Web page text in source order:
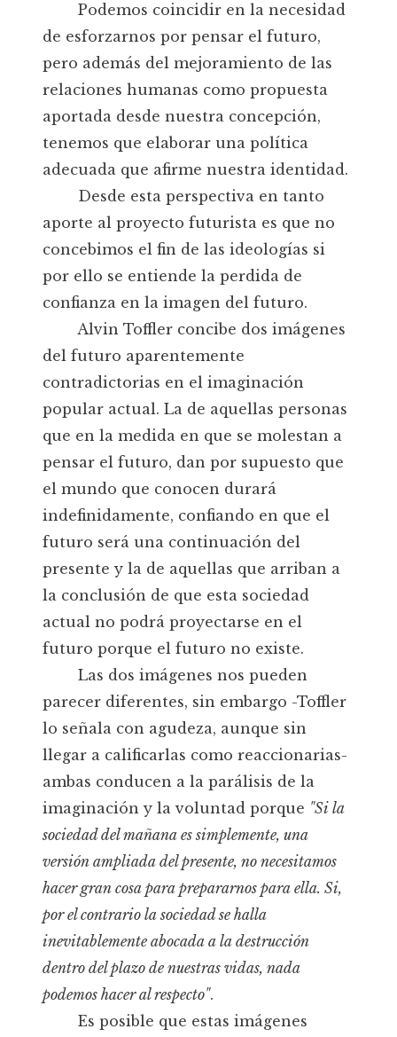
Podemos coincidir en la necesidad
de esforzarnos por pensar el futuro,
pero además del mejoramiento de las
relaciones humanas como propuesta
aportada desde nuestra concepción,
tenemos que elaborar una política
adecuada que afirme nuestra identidad.
Desde esta perspectiva en tanto
aporte al proyecto futurista es que no
concebimos el fin de las ideologías si
por ello se entiende la perdida de
confianza en la imagen del futuro.
Alvin Toffler concibe dos imágenes
del futuro aparentemente
contradictorias en el imaginación
popular actual. La de aquellas personas
que en la medida en que se molestan a
pensar el futuro, dan por supuesto que
el mundo que conocen durará
indefinidamente, confiando en que el
futuro será una continuación del
presente y la de aquellas que arriban a
la conclusión de que esta sociedad
actual no podrá proyectarse en el
futuro porque el futuro no existe.
Las dos imágenes nos pueden
parecer diferentes, sin embargo -Toffler
lo señala con agudeza, aunque sin
llegar a calificarlas como reaccionarias-
ambas conducen a la parálisis de la
imaginación y la voluntad porque "Si la
sociedad del mañana es simplemente, una
versión ampliada del presente, no necesitamos
hacer gran cosa para prepararnos para ella. Si,
por el contrario la sociedad se halla
inevitablemente abocada a la destrucción
dentro del plazo de nuestras vidas, nada
podemos hacer al respecto".
Es posible que estas imágenes